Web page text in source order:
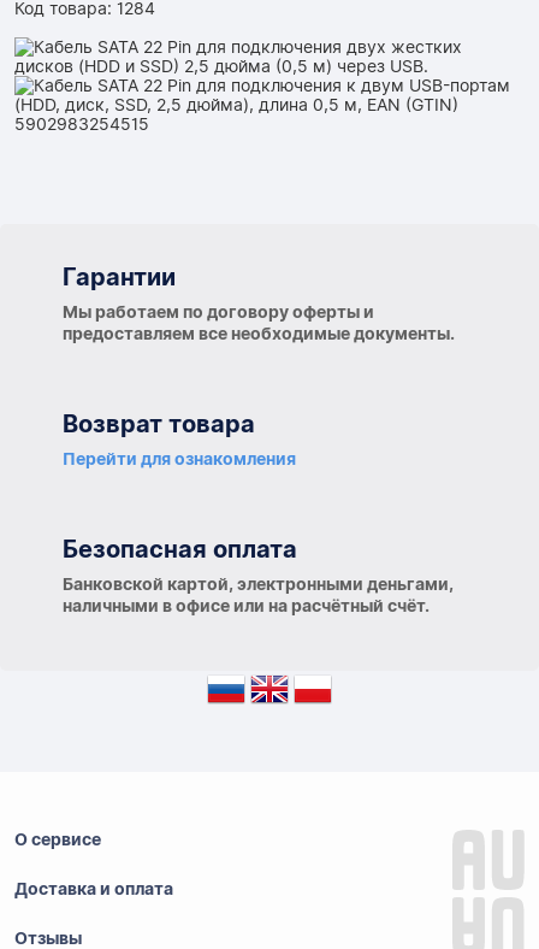
Код товара: 1284
Гарантии
Мы работаем по договору оферты и
предоставляем все необходимые документы.
Возврат товара
Перейти для ознакомления
Безопасная оплата
Банковской картой, электронными деньгами,
наличными в офисе или на расчётный счёт.
О сервисе
Доставка и оплата
Отзывы